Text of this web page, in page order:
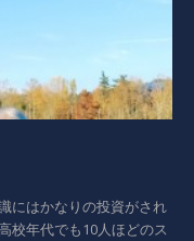
にはかなりの投資がされ
校年代でも10人ほどのス